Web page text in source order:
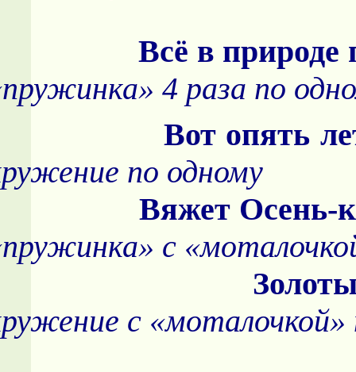
в природе
4 раза по
Вот опять
по одному
Осень-
с
с «моталочкой»